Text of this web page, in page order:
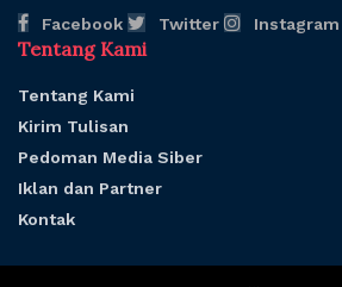
Facebook Twitter Instagram
Tentang Kami
Tentang Kami
Kirim Tulisan
Pedoman Media Siber
Iklan dan Partner
Kontak